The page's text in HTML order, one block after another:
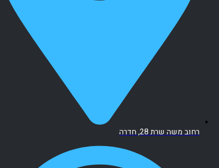
רחוב משה שרת 28, חדרה